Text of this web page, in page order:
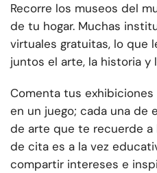
Recorre los museos del
de tu hogar. Muchas
virtuales gratuitas, lo que
juntos el arte, la historia y
Comenta tus
en un juego; cada una de
de arte que te recuerde a
de cita es a la vez
compartir intereses e